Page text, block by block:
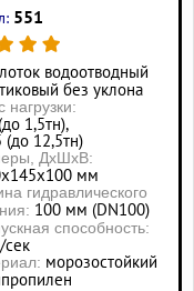
551
лоток водоотводный
без уклона
нагрузки:
1,5тн),
(до 12,5тн)
ДхШхВ:
мм
гидравлического
100 мм (DN100)
способность:
сек
морозостойкий